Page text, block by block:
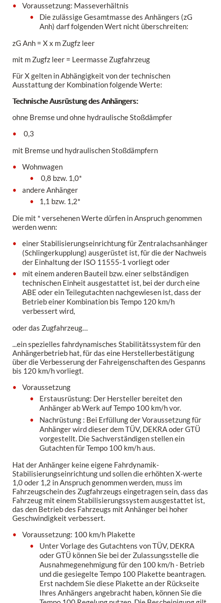
Voraussetzung: Masseverhältnis
Die zulässige Gesamtmasse des Anhängers (zG
Anh) darf folgenden Wert nicht überschreiten:
zG Anh = X x m Zugfz leer
mit m Zugfz leer = Leermasse Zugfahrzeug
Für X gelten in Abhängigkeit von der technischen
Ausstattung der Kombination folgende Werte:
Technische Ausrüstung des Anhängers:
ohne Bremse und ohne hydraulische Stoßdämpfer
0,3
mit Bremse und hydraulischen Stoßdämpfern
Wohnwagen
0,8 bzw. 1,0*
andere Anhänger
1,1 bzw. 1,2*
Die mit * versehenen Werte dürfen in Anspruch genommen
werden wenn:
einer Stabilisierungseinrichtung für Zentralachsanhänger
(Schlingerkupplung) ausgerüstet ist, für die der Nachweis
der Einhaltung der ISO 11555-1 vorliegt oder
mit einem anderen Bauteil bzw. einer selbständigen
technischen Einheit ausgestattet ist, bei der durch eine
ABE oder ein Teilegutachten nachgewiesen ist, dass der
Betrieb einer Kombination bis Tempo 120 km/h
verbessert wird,
oder das Zugfahrzeug…
...ein spezielles fahrdynamisches Stabilitätssystem für den
Anhängerbetrieb hat, für das eine Herstellerbestätigung
über die Verbesserung der Fahreigenschaften des Gespanns
bis 120 km/h vorliegt.
Voraussetzung
Erstausrüstung: Der Hersteller bereitet den
Anhänger ab Werk auf Tempo 100 km/h vor.
Nachrüstung : Bei Erfüllung der Voraussetzung für
Anhänger wird dieser dem TÜV, DEKRA oder GTÜ
vorgestellt. Die Sachverständigen stellen ein
Gutachten für Tempo 100 km/h aus.
Hat der Anhänger keine eigene Fahrdynamik-
Stabilisierungseinrichtung und sollen die erhöhten X-werte
1,0 oder 1,2 in Anspruch genommen werden, muss im
Fahrzeugschein des Zugfahrzeugs eingetragen sein, dass das
Fahrzeug mit einem Stabilisierungssystem ausgestattet ist,
das den Betrieb des Fahrzeugs mit Anhänger bei hoher
Geschwindigkeit verbessert.
Voraussetzung: 100 km/h Plakette
Unter Vorlage des Gutachtens von TÜV, DEKRA
oder GTÜ können Sie bei der Zulassungsstelle die
Ausnahmegenehmigung für den 100 km/h - Betrieb
und die gesiegelte Tempo 100 Plakette beantragen.
Erst nachdem Sie diese Plakette an der Rückseite
Ihres Anhängers angebracht haben, können Sie die